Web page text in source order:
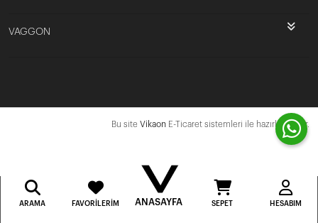
VAGGON
Bu site Vikaon E-Ticaret sistemleri ile hazırlanmıştır.
ARAMA FAVORILERIM ANASAYFA SEPET HESABIM